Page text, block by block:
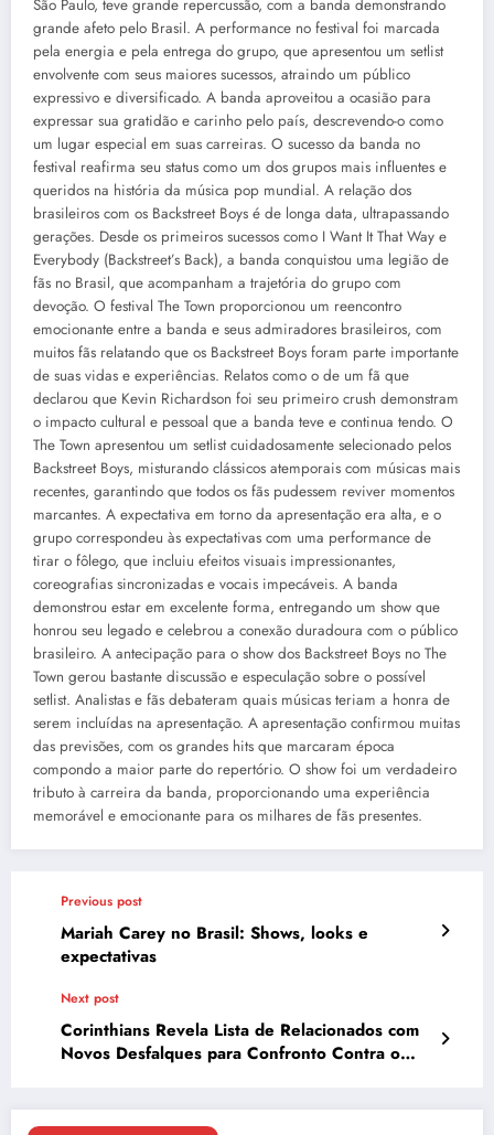
São Paulo, teve grande repercussão, com a banda demonstrando
grande afeto pelo Brasil. A performance no festival foi marcada
pela energia e pela entrega do grupo, que apresentou um setlist
envolvente com seus maiores sucessos, atraindo um público
expressivo e diversificado. A banda aproveitou a ocasião para
expressar sua gratidão e carinho pelo país, descrevendo-o como
um lugar especial em suas carreiras. O sucesso da banda no
festival reafirma seu status como um dos grupos mais influentes e
queridos na história da música pop mundial. A relação dos
brasileiros com os Backstreet Boys é de longa data, ultrapassando
gerações. Desde os primeiros sucessos como I Want It That Way e
Everybody (Backstreet’s Back), a banda conquistou uma legião de
fãs no Brasil, que acompanham a trajetória do grupo com
devoção. O festival The Town proporcionou um reencontro
emocionante entre a banda e seus admiradores brasileiros, com
muitos fãs relatando que os Backstreet Boys foram parte importante
de suas vidas e experiências. Relatos como o de um fã que
declarou que Kevin Richardson foi seu primeiro crush demonstram
o impacto cultural e pessoal que a banda teve e continua tendo. O
The Town apresentou um setlist cuidadosamente selecionado pelos
Backstreet Boys, misturando clássicos atemporais com músicas mais
recentes, garantindo que todos os fãs pudessem reviver momentos
marcantes. A expectativa em torno da apresentação era alta, e o
grupo correspondeu às expectativas com uma performance de
tirar o fôlego, que incluiu efeitos visuais impressionantes,
coreografias sincronizadas e vocais impecáveis. A banda
demonstrou estar em excelente forma, entregando um show que
honrou seu legado e celebrou a conexão duradoura com o público
brasileiro. A antecipação para o show dos Backstreet Boys no The
Town gerou bastante discussão e especulação sobre o possível
setlist. Analistas e fãs debateram quais músicas teriam a honra de
serem incluídas na apresentação. A apresentação confirmou muitas
das previsões, com os grandes hits que marcaram época
compondo a maior parte do repertório. O show foi um verdadeiro
tributo à carreira da banda, proporcionando uma experiência
memorável e emocionante para os milhares de fãs presentes.
Previous post
Mariah Carey no Brasil: Shows, looks e
expectativas
Next post
Corinthians Revela Lista de Relacionados com
Novos Desfalques para Confronto Contra o